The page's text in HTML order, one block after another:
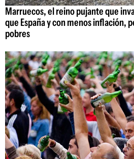
Marruecos, el reino pujante que
que España y con menos inflación,
pobres